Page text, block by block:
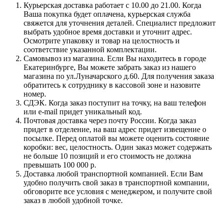
Курьерская доставка работает с 10.00 до 21.00. Когда
Ваша покупка будет оплачена, курьерская служба
свяжется для уточнения деталей. Специалист предложит
выбрать удобное время доставки и уточнит адрес.
Осмотрите упаковку и товар на целостность и
соответствие указанной комплектации.
Самовывоз из магазина. Если Вы находитесь в городе
Екатеринбурге, Вы можете забрать заказ из нашего
магазина по ул.Луначарского д.60. Для получения заказа
обратитесь к сотруднику в кассовой зоне и назовите
номер.
СДЭК. Когда заказ поступит на точку, на ваш телефон
или e-mail придет уникальный код.
Почтовая доставка через почту России. Когда заказ
придет в отделение, на ваш адрес придет извещение о
посылке. Перед оплатой вы можете оценить состояние
коробки: вес, целостность. Один заказ может содержать
не больше 10 позиций и его стоимость не должна
превышать 100 000 р.
Доставка любой транспортной компанией. Если Вам
удобно получить свой заказ в транспортной компании,
обговорите все условия с менеджером, и получите свой
заказ в любой удобной точке.